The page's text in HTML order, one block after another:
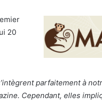
20
parfaitement à
Cependant, elles